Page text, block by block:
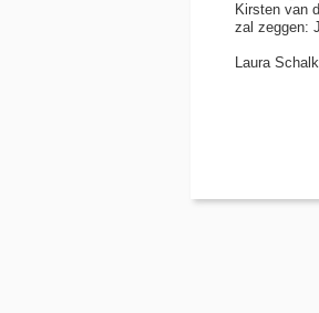
Kirsten van
zal zeggen:
Laura